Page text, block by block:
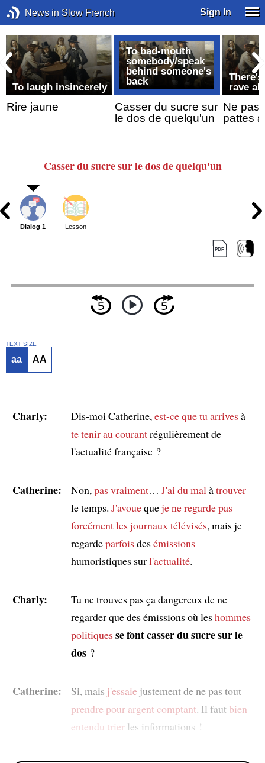
News in Slow French Sign In
To laugh insincerely
Rire jaune
To bad-mouth
somebody/speak
behind someone's
back
Casser du sucre sur
le dos de quelqu'un
rave
Ne pas
pattes
Casser du sucresur le dos de quelqu'un
Dialog 1 Lesson
TEXT SIZE
aa AA
Charly: Dis-moi Catherine, est-ce que tu arrivesà
te tenir au courantrégulièrement de
l'actualité française ?
Catherine: Non, pas vraiment… J'ai du mal àtrouver
le temps. J'avouequeje ne regarde pas
forcément les journaux télévisés, mais je
regardeparfoisdesémissions
humoristiques surl'actualité.
Charly:
Tu ne trouves pas ça dangereux de ne
regarder que des émissions où leshommes
politiquesse font casser du sucre sur le
dos?
Catherine: Si, mais j'essaiejustement de ne pas tout
prendre pour argent comptant. Il fautbien
entendu trierles informations !